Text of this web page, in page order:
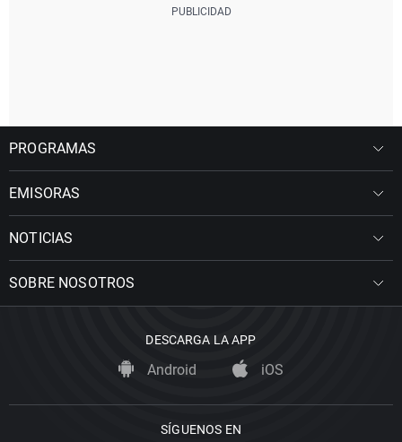
PROGRAMAS
EMISORAS
NOTICIAS
SOBRE NOSOTROS
DESCARGA LA APP
Android iOS
SÍGUENOS EN